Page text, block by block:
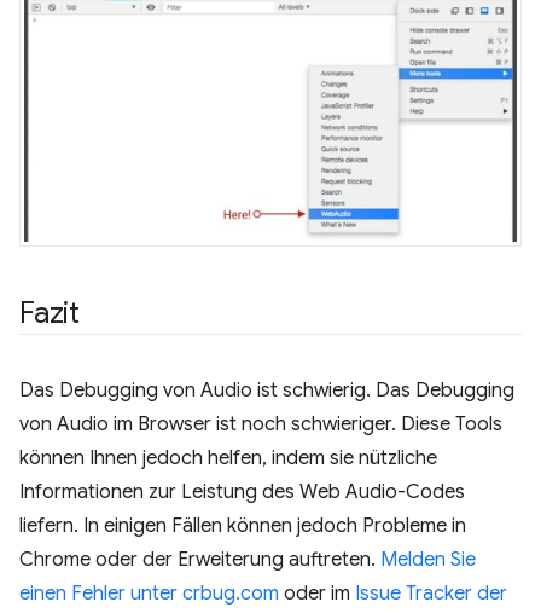
Fazit
Das Debugging von Audio ist schwierig. Das Debugging
von Audio im Browser ist noch schwieriger. Diese Tools
können Ihnen jedoch helfen, indem sie nützliche
Informationen zur Leistung des Web Audio-Codes
liefern. In einigen Fällen können jedoch Probleme in
Chrome oder der Erweiterung auftreten. Melden Sie
einen Fehler unter crbug.com oder im Issue Tracker der